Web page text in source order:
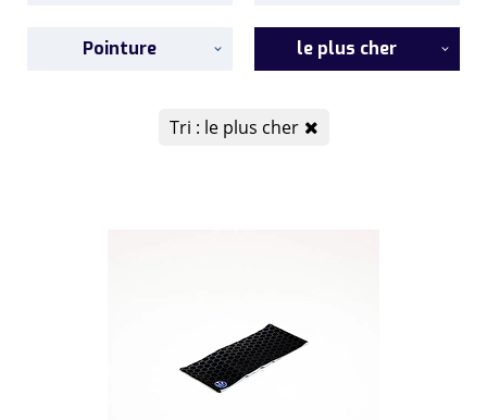
Pointure le plus cher
Tri : le plus cher